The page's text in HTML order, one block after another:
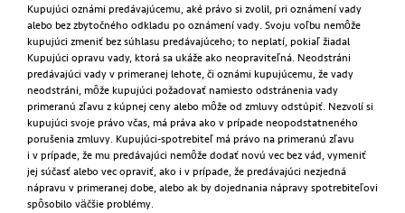
Kupujúci oznámi predávajúcemu, aké právo si zvolil, pri oznámení vady
alebo bez zbytočného odkladu po oznámení vady. Svoju voľbu nemôže
kupujúci zmeniť bez súhlasu predávajúceho; to neplatí, pokiaľ žiadal
Kupujúci opravu vady, ktorá sa ukáže ako neopraviteľná. Neodstráni
predávajúci vady v primeranej lehote, či oznámi kupujúcemu, že vady
neodstráni, môže kupujúci požadovať namiesto odstránenia vady
primeranú zľavu z kúpnej ceny alebo môže od zmluvy odstúpiť. Nezvolí si
kupujúci svoje právo včas, má práva ako v prípade neopodstatneného
porušenia zmluvy. Kupujúci-spotrebiteľ má právo na primeranú zľavu
i v prípade, že mu predávajúci nemôže dodať novú vec bez vád, vymeniť
jej súčasť alebo vec opraviť, ako i v prípade, že predávajúci nezjedná
nápravu v primeranej dobe, alebo ak by dojednania nápravy spotrebiteľovi
spôsobilo väčšie problémy.